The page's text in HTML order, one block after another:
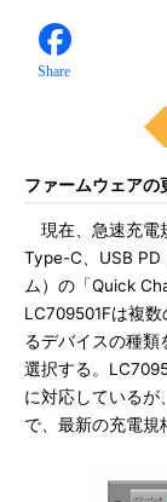
Share
ファームウェアの
現在、急速充電
Type-C、USB
ム）の「Quick
LC709501Fは複
るデバイスの種類
選択する。
に対応しているが
で、最新の充電規